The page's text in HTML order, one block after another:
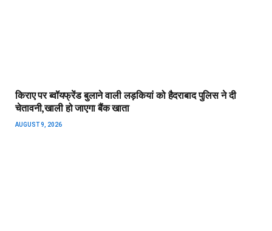
किराए पर ब्वॉयफ्रेंड बुलाने वाली लड़कियां को हैदराबाद पुलिस ने दी
चेतावनी,खाली हो जाएगा बैंक खाता
AUGUST 9, 2026